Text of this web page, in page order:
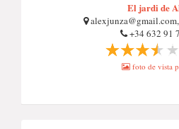
El jardi de
alexjunza@gmail.com
+34 632 91
foto de vista